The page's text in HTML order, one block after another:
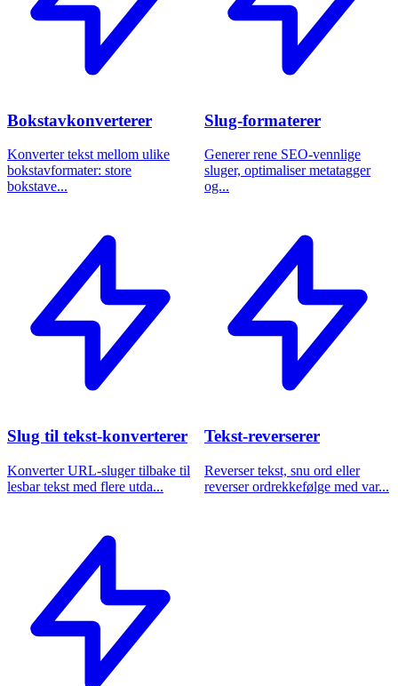
Bokstavkonverterer
Konverter tekst mellom ulike
bokstavformater: store
bokstave...
Slug-formaterer
Generer rene SEO-vennlige
sluger, optimaliser metatagger
og...
Slug til tekst-konverterer
Konverter URL-sluger tilbake til
lesbar tekst med flere utda...
Tekst-reverserer
Reverser tekst, snu ord eller
reverser ordrekkefølge med var...